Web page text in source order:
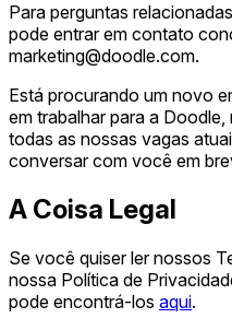
Para perguntas
pode entrar em contato
marketing@doodle.com.
Está procurando um novo
em trabalhar para a Doodle,
todas as nossas vagas
conversar com você em
A Coisa Legal
Se você quiser ler nossos
nossa Política de
pode encontrá-los aqui.